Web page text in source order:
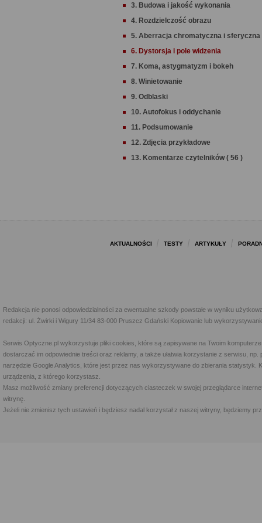
3. Budowa i jakość wykonania
4. Rozdzielczość obrazu
5. Aberracja chromatyczna i sferyczna
6. Dystorsja i pole widzenia
7. Koma, astygmatyzm i bokeh
8. Winietowanie
9. Odblaski
10. Autofokus i oddychanie
11. Podsumowanie
12. Zdjęcia przykładowe
13. Komentarze czytelników ( 56 )
AKTUALNOŚCI TESTY ARTYKUŁY
Redakcja nie ponosi odpowiedzialności za ewentualne szkody powstałe w wyniku
redakcji: ul. Żwirki i Wigury 11/34 83-000 Pruszcz Gdański Kopiowanie lub
Serwis Optyczne.pl wykorzystuje pliki cookies, które są zapisywane na Twoim
dostarczać im odpowiednie treści oraz reklamy, a także ułatwia korzystanie z serwisu,
narzędzie Google Analytics, które jest przez nas wykorzystywane do zbierania statystyk.
urządzenia, z którego korzystasz.
Masz możliwość zmiany preferencji dotyczących ciasteczek w swojej przeglądarce
witrynę.
Jeżeli nie zmienisz tych ustawień i będziesz nadal korzystał z naszej witryny, będziemy